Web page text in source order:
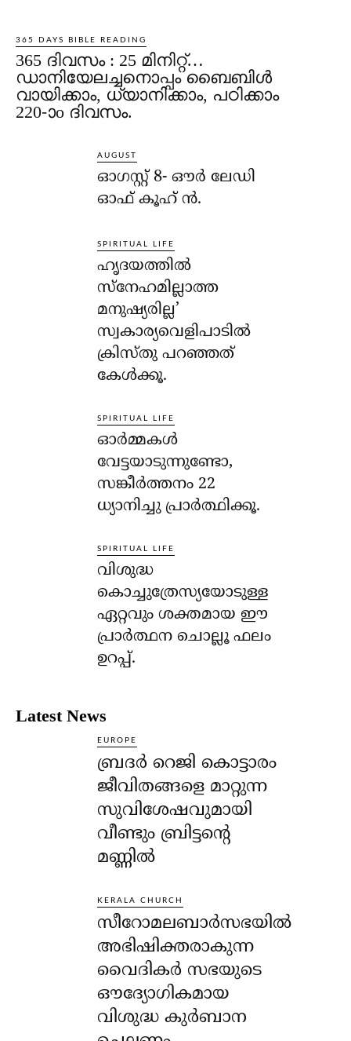
365 DAYS BIBLE READING
365 ദിവസം : 25 മിനിറ്റ്…
ഡാനിയേലച്ചനൊപ്പം ബൈബിൾ
വായിക്കാം, ധ്യാനിക്കാം, പഠിക്കാം
220-ാo ദിവസം.
AUGUST
ഓഗസ്റ്റ് 8- ഔര്‍ ലേഡി
ഓഫ് കൂഹ് ന്‍.
SPIRITUAL LIFE
ഹൃദയത്തില്‍
സ്‌നേഹമില്ലാത്ത
മനുഷ്യരില്ല’
സ്വകാര്യവെളിപാടില്‍
ക്രിസ്തു പറഞ്ഞത്
കേള്‍ക്കൂ.
SPIRITUAL LIFE
ഓര്‍മ്മകള്‍
വേട്ടയാടുന്നുണ്ടോ,
സങ്കീര്‍ത്തനം 22
ധ്യാനിച്ചു പ്രാര്‍ത്ഥിക്കൂ.
SPIRITUAL LIFE
വിശുദ്ധ
കൊച്ചുത്രേസ്യയോടുള്ള
ഏറ്റവും ശക്തമായ ഈ
പ്രാര്‍ത്ഥന ചൊല്ലൂ ഫലം
ഉറപ്പ്.
Latest News
EUROPE
ബ്രദർ റെജി കൊട്ടാരം
ജീവിതങ്ങളെ മാറ്റുന്ന
സുവിശേഷവുമായി
വീണ്ടും ബ്രിട്ടന്റെ
മണ്ണിൽ
KERALA CHURCH
സീറോമലബാർസഭയിൽ
അഭിഷിക്തരാകുന്ന
വൈദികർ സഭയുടെ
ഔദ്യോഗികമായ
വിശുദ്ധ കുർബാന